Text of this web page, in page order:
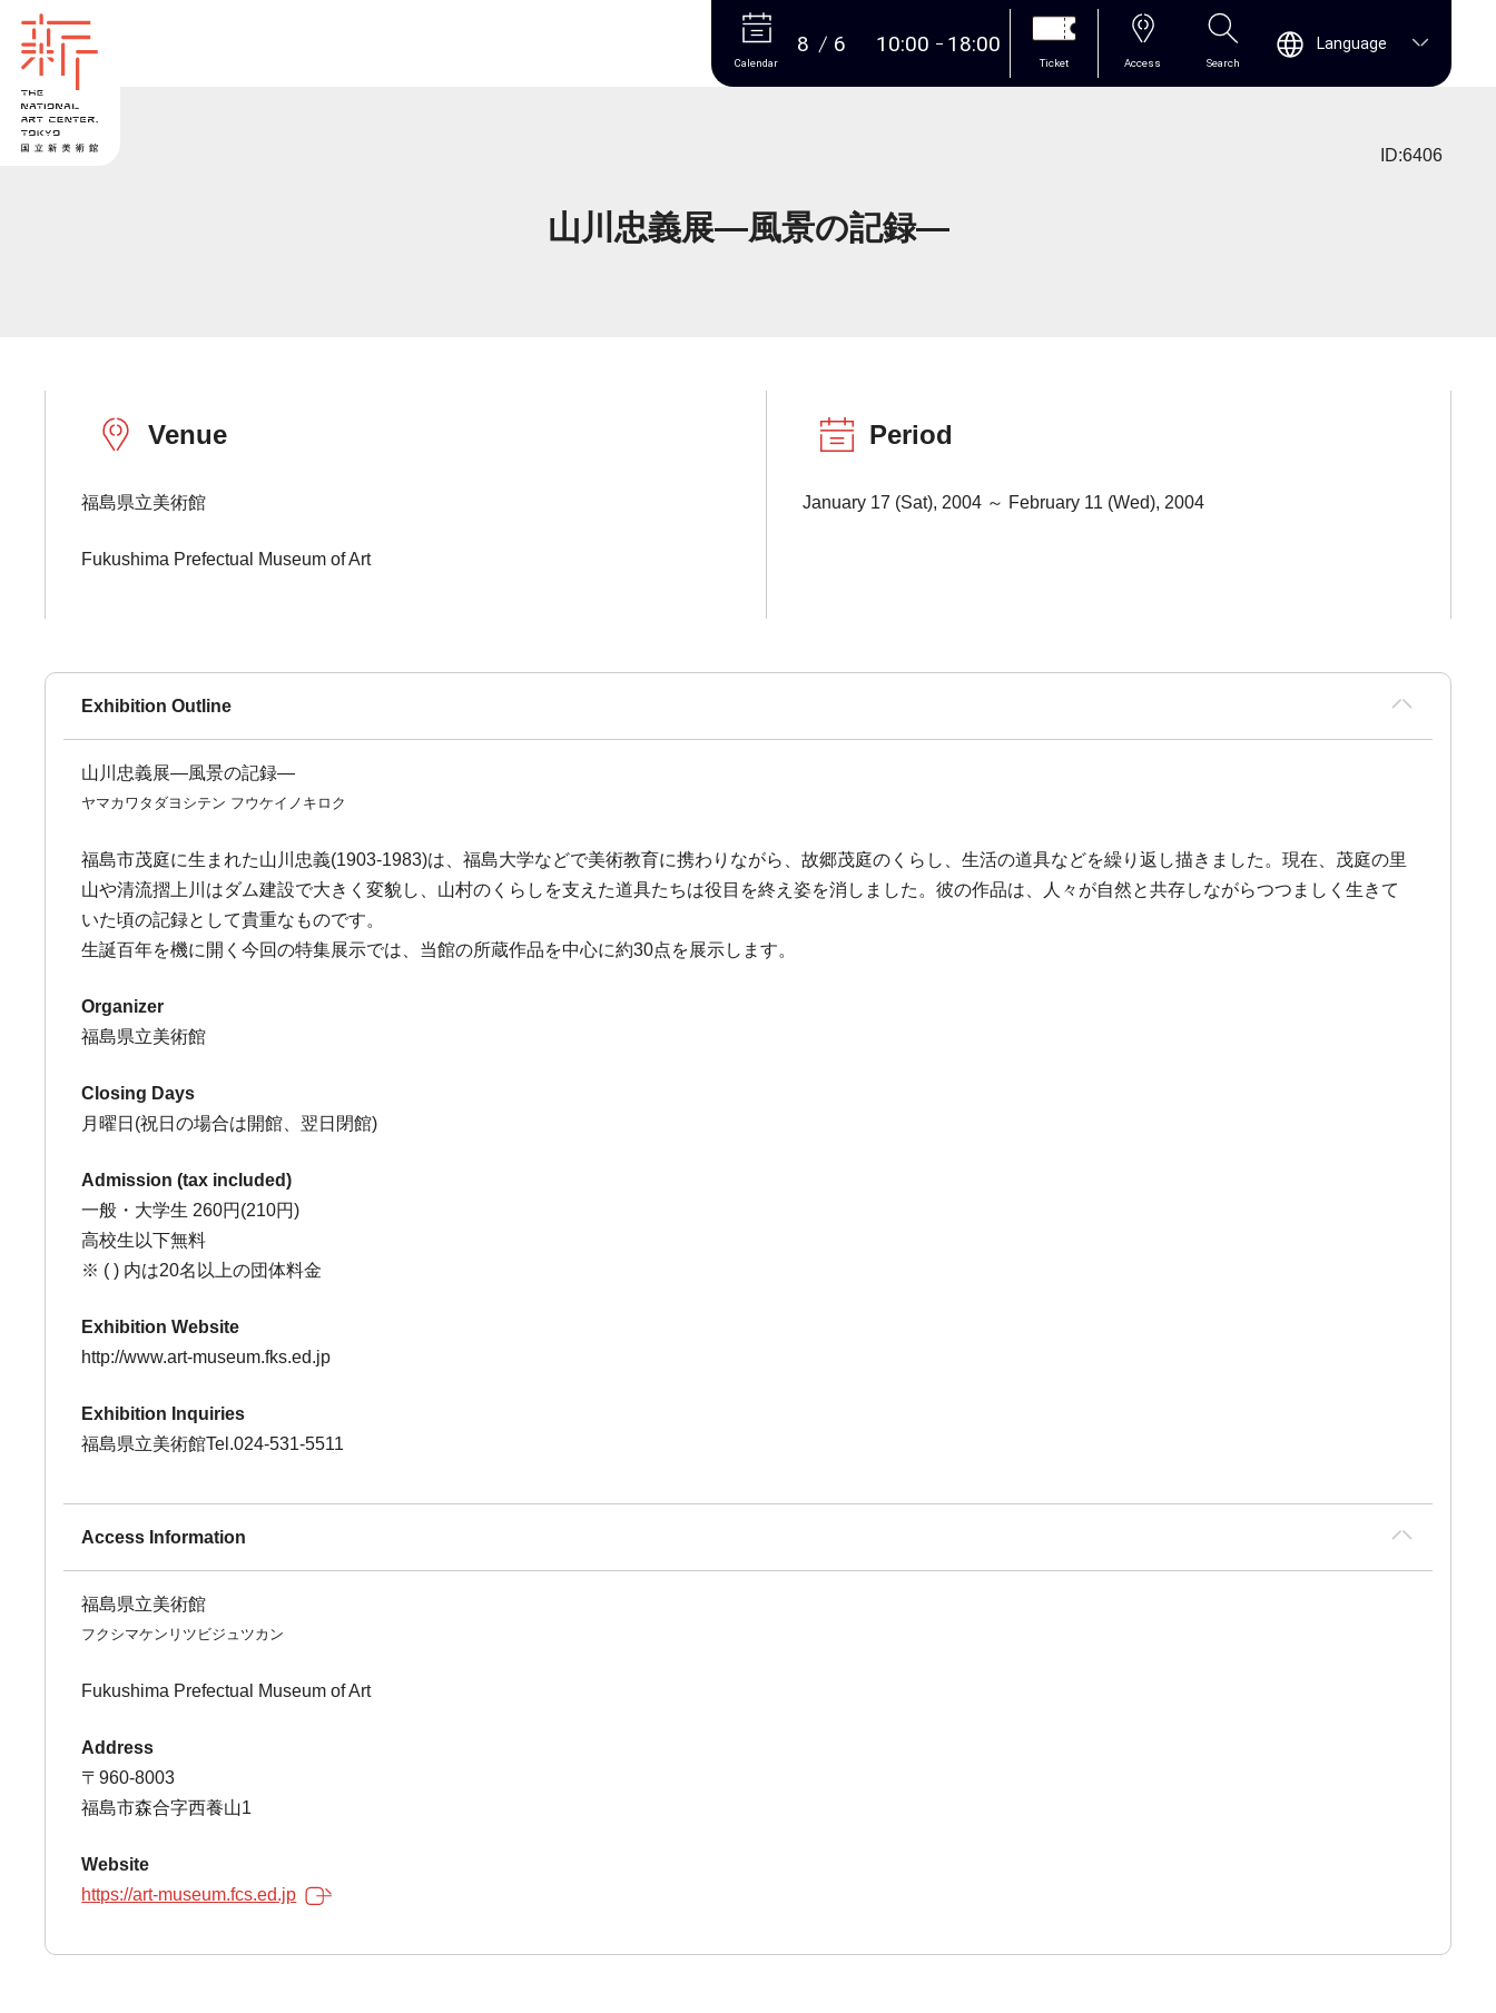
More
Calendar
8 6 10:00 18:00
Ticket Access Search
Language
ID:6406
山川忠義展―風景の記録―
Venue
福島県立美術館
Fukushima Prefectual Museum of Art
Period
January 17 (Sat), 2004 ～ February 11 (Wed), 2004
Exhibition Outline
山川忠義展―風景の記録―
ヤマカワタダヨシテン フウケイノキロク
福島市茂庭に生まれた山川忠義(1903-1983)は、福島大学などで美術教育に携わりながら、故郷茂庭のくらし、生活の道具などを繰り返し描きました。現在、茂庭の里
山や清流摺上川はダム建設で大きく変貌し、山村のくらしを支えた道具たちは役目を終え姿を消しました。彼の作品は、人々が自然と共存しながらつつましく生きて
いた頃の記録として貴重なものです。
生誕百年を機に開く今回の特集展示では、当館の所蔵作品を中心に約30点を展示します。
Organizer
福島県立美術館
Closing Days
月曜日(祝日の場合は開館、翌日閉館)
Admission (tax included)
一般・大学生 260円(210円)
高校生以下無料
※ ( ) 内は20名以上の団体料金
Exhibition Website
http://www.art-museum.fks.ed.jp
Exhibition Inquiries
福島県立美術館Tel.024-531-5511
Access Information
福島県立美術館
フクシマケンリツビジュツカン
Fukushima Prefectual Museum of Art
Address
〒960-8003
福島市森合字西養山1
Website
https://art-museum.fcs.ed.jp